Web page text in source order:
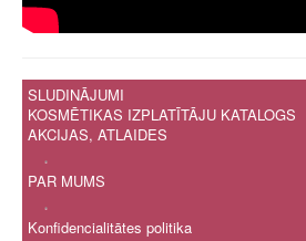
SLUDINĀJUMI
KOSMĒTIKAS IZPLATĪTĀJU KATALOGS
AKCIJAS, ATLAIDES
.
PAR MUMS
.
Konfidencialitātes politika